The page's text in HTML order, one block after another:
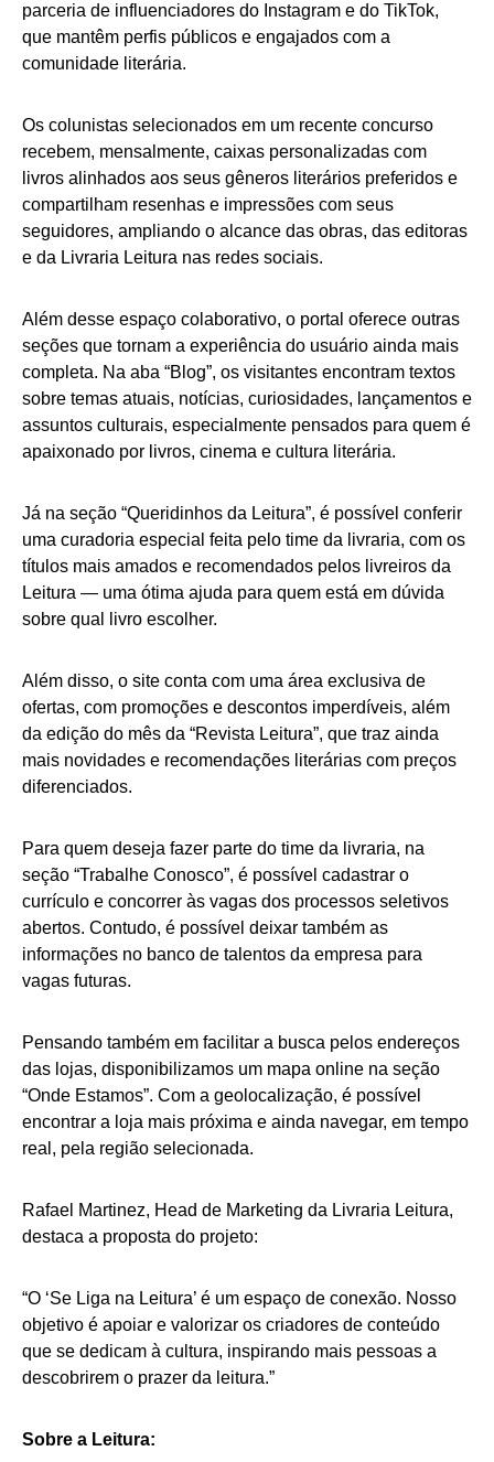
parceria de influenciadores do Instagram e do TikTok,
que mantêm perfis públicos e engajados com a
comunidade literária.
Os colunistas selecionados em um recente concurso
recebem, mensalmente, caixas personalizadas com
livros alinhados aos seus gêneros literários preferidos e
compartilham resenhas e impressões com seus
seguidores, ampliando o alcance das obras, das editoras
e da Livraria Leitura nas redes sociais.
Além desse espaço colaborativo, o portal oferece outras
seções que tornam a experiência do usuário ainda mais
completa. Na aba “Blog”, os visitantes encontram textos
sobre temas atuais, notícias, curiosidades, lançamentos e
assuntos culturais, especialmente pensados para quem é
apaixonado por livros, cinema e cultura literária.
Já na seção “Queridinhos da Leitura”, é possível conferir
uma curadoria especial feita pelo time da livraria, com os
títulos mais amados e recomendados pelos livreiros da
Leitura — uma ótima ajuda para quem está em dúvida
sobre qual livro escolher.
Além disso, o site conta com uma área exclusiva de
ofertas, com promoções e descontos imperdíveis, além
da edição do mês da “Revista Leitura”, que traz ainda
mais novidades e recomendações literárias com preços
diferenciados.
Para quem deseja fazer parte do time da livraria, na
seção “Trabalhe Conosco”, é possível cadastrar o
currículo e concorrer às vagas dos processos seletivos
abertos. Contudo, é possível deixar também as
informações no banco de talentos da empresa para
vagas futuras.
Pensando também em facilitar a busca pelos endereços
das lojas, disponibilizamos um mapa online na seção
“Onde Estamos”. Com a geolocalização, é possível
encontrar a loja mais próxima e ainda navegar, em tempo
real, pela região selecionada.
Rafael Martinez, Head de Marketing da Livraria Leitura,
destaca a proposta do projeto:
“O ‘Se Liga na Leitura’ é um espaço de conexão. Nosso
objetivo é apoiar e valorizar os criadores de conteúdo
que se dedicam à cultura, inspirando mais pessoas a
descobrirem o prazer da leitura.”
Sobre a Leitura: